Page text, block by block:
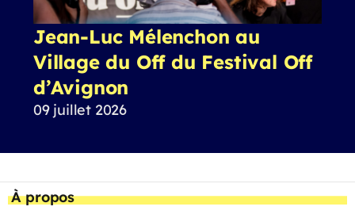
Jean-Luc Mélenchon au
Village du Off du Festival Off
d’Avignon
09 juillet 2026
À propos